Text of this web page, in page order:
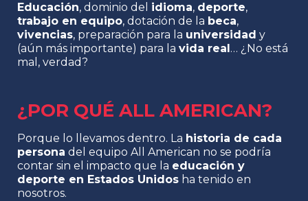
Educación, dominio del idioma, deporte,
trabajo en equipo, dotación de la beca,
vivencias, preparación para la universidad y
(aún más importante) para la vida real … ¿No está
mal, verdad?
¿POR QUÉ ALL AMERICAN?
Porque lo llevamos dentro. La historia de cada
persona del equipo All American no se podría
contar sin el impacto que la educación y
deporte en Estados Unidos ha tenido en
nosotros.